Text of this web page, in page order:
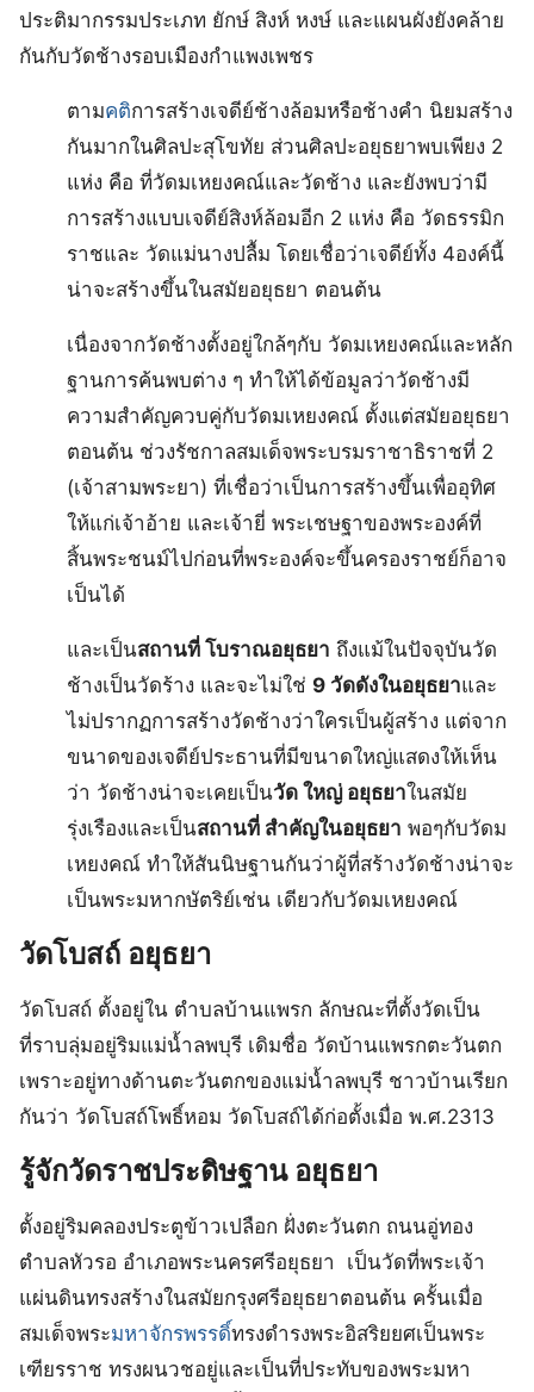
ประติมากรรมประเภท ยักษ์ สิงห์ หงษ์ และแผนผังยังคล้าย
กันกับวัดช้างรอบเมืองกำแพงเพชร
ตามคติการสร้างเจดีย์ช้างล้อมหรือช้างคำ นิยมสร้าง
กันมากในศิลปะสุโขทัย ส่วนศิลปะอยุธยาพบเพียง 2
แห่ง คือ ที่วัดมเหยงคณ์และวัดช้าง และยังพบว่ามี
การสร้างแบบเจดีย์สิงห์ล้อมอีก 2 แห่ง คือ วัดธรรมิก
ราชและ วัดแม่นางปลื้ม โดยเชื่อว่าเจดีย์ทั้ง 4องค์นี้
น่าจะสร้างขึ้นในสมัยอยุธยา ตอนต้น
เนื่องจากวัดช้างตั้งอยู่ใกล้ๆกับ วัดมเหยงคณ์และหลัก
ฐานการค้นพบต่าง ๆ ทำให้ได้ข้อมูลว่าวัดช้างมี
ความสำคัญควบคู่กับวัดมเหยงคณ์ ตั้งแต่สมัยอยุธยา
ตอนต้น ช่วงรัชกาลสมเด็จพระบรมราชาธิราชที่ 2
(เจ้าสามพระยา) ที่เชื่อว่าเป็นการสร้างขึ้นเพื่ออุทิศ
ให้แก่เจ้าอ้าย และเจ้ายี่ พระเชษฐาของพระองค์ที่
สิ้นพระชนม์ไปก่อนที่พระองค์จะขึ้นครองราชย์ก็อาจ
เป็นได้
และเป็นสถานที่ โบราณอยุธยา ถึงแม้ในปัจจุบันวัด
ช้างเป็นวัดร้าง และจะไม่ใช่ 9 วัดดังในอยุธยาและ
ไม่ปรากฏการสร้างวัดช้างว่าใครเป็นผู้สร้าง แต่จาก
ขนาดของเจดีย์ประธานที่มีขนาดใหญ่แสดงให้เห็น
ว่า วัดช้างน่าจะเคยเป็นวัด ใหญ่ อยุธยาในสมัย
รุ่งเรืองและเป็นสถานที่ สําคัญในอยุธยา พอๆกับวัดม
เหยงคณ์ ทำให้สันนิษฐานกันว่าผู้ที่สร้างวัดช้างน่าจะ
เป็นพระมหากษัตริย์เช่น เดียวกับวัดมเหยงคณ์
วัดโบสถ์ อยุธยา
วัดโบสถ์ ตั้งอยู่ใน ตำบลบ้านแพรก ลักษณะที่ตั้งวัดเป็น
ที่ราบลุ่มอยู่ริมแม่น้ำลพบุรี เดิมชื่อ วัดบ้านแพรกตะวันตก
เพราะอยู่ทางด้านตะวันตกของแม่น้ำลพบุรี ชาวบ้านเรียก
กันว่า วัดโบสถ์โพธิ์หอม วัดโบสถ์ได้ก่อตั้งเมื่อ พ.ศ.2313
รู้จักวัดราชประดิษฐาน อยุธยา
ตั้งอยู่ริมคลองประตูข้าวเปลือก ฝั่งตะวันตก ถนนอู่ทอง
ตำบลหัวรอ อำเภอพระนครศรีอยุธยา เป็นวัดที่พระเจ้า
แผ่นดินทรงสร้างในสมัยกรุงศรีอยุธยาตอนต้น ครั้นเมื่อ
สมเด็จพระมหาจักรพรรดิ์ทรงดำรงพระอิสริยยศเป็นพระ
เฑียรราช ทรงผนวชอยู่และเป็นที่ประทับของพระมหา